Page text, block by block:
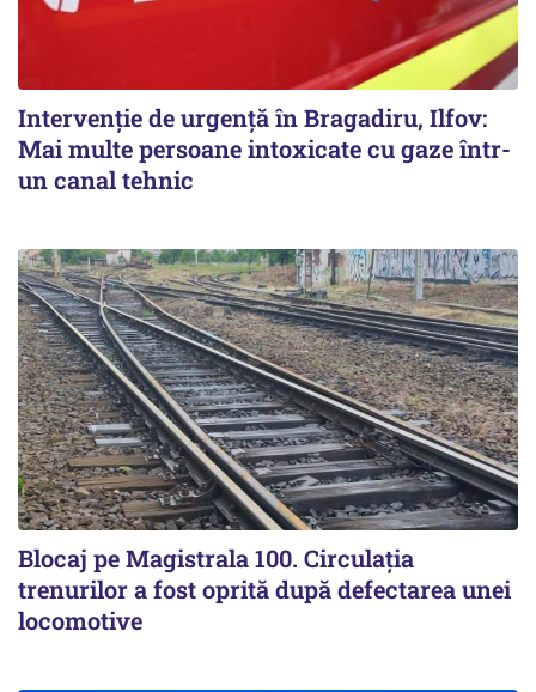
Intervenție de urgență în Bragadiru, Ilfov:
Mai multe persoane intoxicate cu gaze într-
un canal tehnic
Blocaj pe Magistrala 100. Circulația
trenurilor a fost oprită după defectarea unei
locomotive